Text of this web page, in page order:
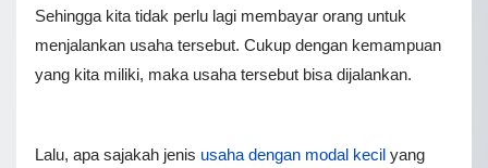
Sehingga kita tidak perlu lagi membayar orang untuk
menjalankan usaha tersebut. Cukup dengan kemampuan
yang kita miliki, maka usaha tersebut bisa dijalankan.
Lalu, apa sajakah jenis usaha dengan modal kecil yang